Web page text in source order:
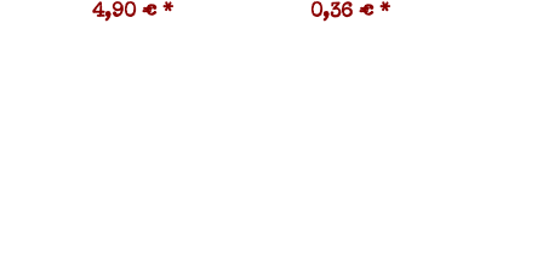
4,90 € * 0,36 € *